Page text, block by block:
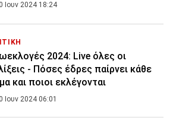
Ιουν 2024 18:24
2024: Live όλες οι
- Πόσες έδρες παίρνει κάθε
και ποιοι εκλέγονται
Ιουν 2024 06:01